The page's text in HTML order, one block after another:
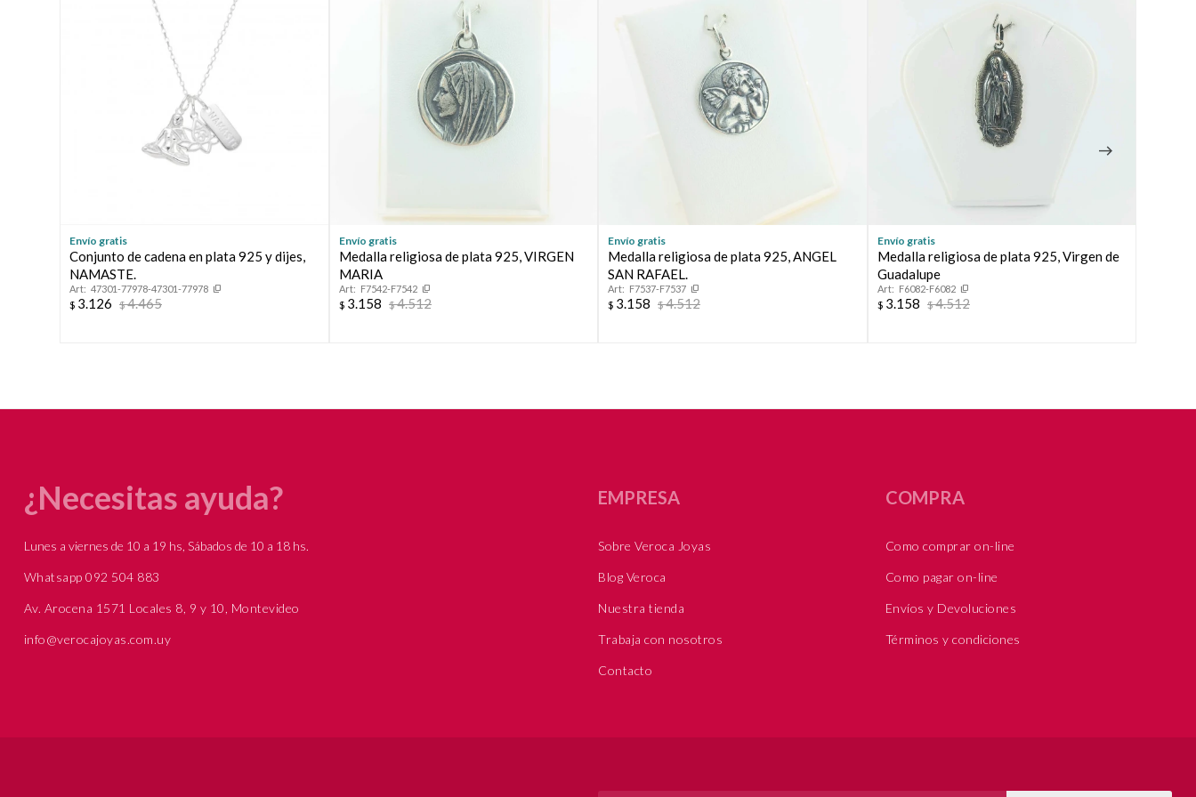
Envío gratis
Conjunto de cadena en plata 925 y dijes,
NAMASTE.
47301-77978-47301-77978
$ 3.126 $4.465
Envío gratis
Medalla religiosa de plata 925, VIRGEN
MARIA
F7542-F7542
$ 3.158 $4.512
Envío gratis
Medalla religiosa de plata 925, ANGEL
SAN RAFAEL.
F7537-F7537
$ 3.158 $4.512
Envío gratis
Medalla religiosa de plata 925, Virgen de
Guadalupe
F6082-F6082
$ 3.158 $4.512
¿Necesitas ayuda?
Lunes a viernes de 10 a 19 hs, Sábados de 10 a 18 hs.
Whatsapp 092 504 883
Av. Arocena 1571 Locales 8, 9 y 10, Montevideo
info@verocajoyas.com.uy
EMPRESA
Sobre Veroca Joyas
Blog Veroca
Nuestra tienda
Trabaja con nosotros
Contacto
COMPRA
Como comprar on-line
Como pagar on-line
Envíos y Devoluciones
Términos y condiciones
* sujeto a aprobación crediticia. El monto disponible puede